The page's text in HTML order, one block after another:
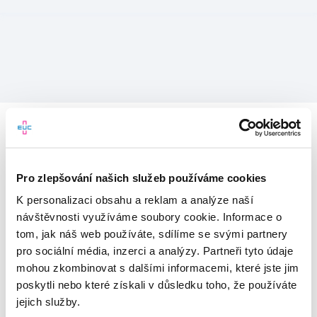
Pro zlepšování našich služeb používáme cookies
K personalizaci obsahu a reklam a analýze naší
návštěvnosti využíváme soubory cookie. Informace o
tom, jak náš web používáte, sdílíme se svými partnery
pro sociální média, inzerci a analýzy. Partneři tyto údaje
mohou zkombinovat s dalšími informacemi, které jste jim
poskytli nebo které získali v důsledku toho, že používáte
jejich služby.
Vítejte v mojeEUC